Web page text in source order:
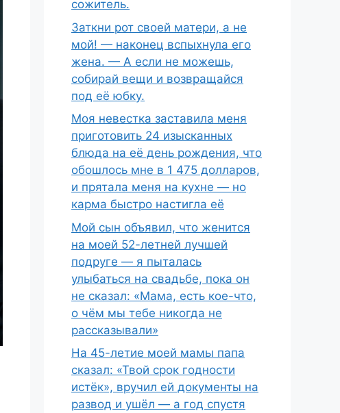
сожитель.
Заткни рот своей матери, а не
мой! — наконец вспыхнула его
жена. — А если не можешь,
собирай вещи и возвращайся
под её юбку.
Моя невестка заставила меня
приготовить 24 изысканных
блюда на её день рождения, что
обошлось мне в 1 475 долларов,
и прятала меня на кухне — но
карма быстро настигла её
Мой сын объявил, что женится
на моей 52-летней лучшей
подруге — я пыталась
улыбаться на свадьбе, пока он
не сказал: «Мама, есть кое-что,
о чём мы тебе никогда не
рассказывали»
На 45-летие моей мамы папа
сказал: «Твой срок годности
истёк», вручил ей документы на
развод и ушёл — а год спустя